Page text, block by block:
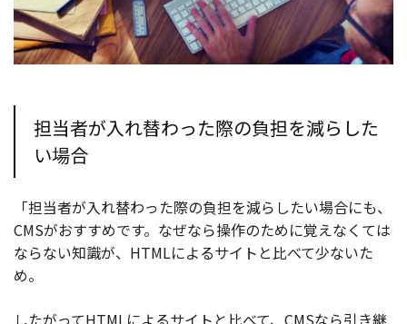
担当者が入れ替わった際の負担を減らした
い場合
「担当者が入れ替わった際の負担を減らしたい場合にも、
CMSがおすすめです。なぜなら操作のために覚えなくては
ならない知識が、HTMLによるサイトと比べて少ないた
め。
したがってHTMLによるサイトと比べて、CMSなら引き継